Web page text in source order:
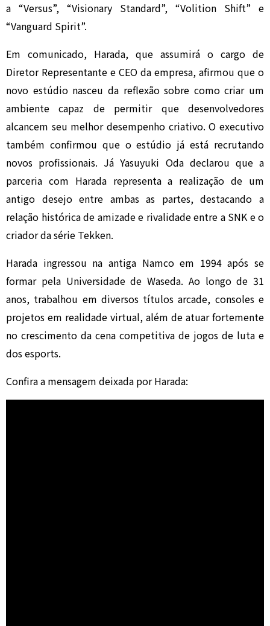
a “Versus”, “Visionary Standard”, “Volition Shift” e
“Vanguard Spirit”.
Em comunicado, Harada, que assumirá o cargo de
Diretor Representante e CEO da empresa, afirmou que o
novo estúdio nasceu da reflexão sobre como criar um
ambiente capaz de permitir que desenvolvedores
alcancem seu melhor desempenho criativo. O executivo
também confirmou que o estúdio já está recrutando
novos profissionais. JáYasuyuki Odadeclarou que a
parceria com Harada representa a realização de um
antigo desejo entre ambas as partes, destacando a
relação histórica de amizade e rivalidade entre a SNK e o
criador da série Tekken.
Harada ingressou na antiga Namcoem 1994 após se
formar pela Universidade de Waseda. Ao longo de 31
anos, trabalhou em diversos títulos arcade, consoles e
projetos em realidade virtual, além de atuar fortemente
no crescimento da cena competitiva de jogos de luta e
dos esports.
Confira a mensagem deixada por Harada: